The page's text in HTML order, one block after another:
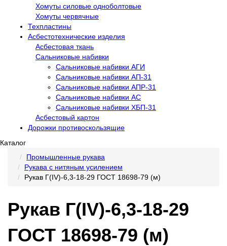
Хомуты силовые одноболтовые
Хомуты червячные
Техпластины
Асбестотехнические изделия
Асбестовая ткань
Сальниковые набивки
Сальниковые набивки АГИ
Сальниковые набивки АП-31
Сальниковые набивки АПР-31
Сальниковые набивки АС
Сальниковые набивки ХБП-31
Асбестовый картон
Дорожки противоскользящие
Каталог
Промышленные рукава
Рукава с нитяным усилением
Рукав Г(IV)-6,3-18-29 ГОСТ 18698-79 (м)
Рукав Г(IV)-6,3-18-29
ГОСТ 18698-79 (м)